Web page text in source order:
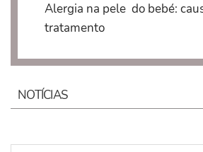
Alergia na pele do bebé:
tratamento
NOTÍCIAS